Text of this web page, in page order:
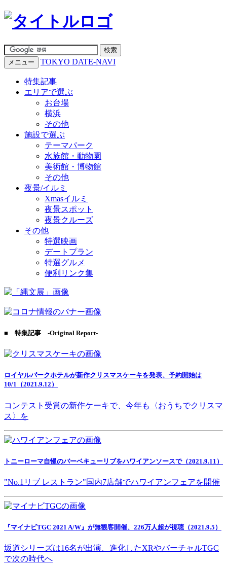
メニュー TOKYO DATE-NAVI
特集記事
エリアで選ぶ
お台場
横浜
その他
施設で選ぶ
テーマパーク
水族館・動物園
美術館・博物館
その他
夜景/イルミ
Xmasイルミ
夜景スポット
夜景クルーズ
その他
特選映画
デートプラン
特選グルメ
便利リンク集
■ 特集記事 -Original Report-
ロイヤルパークホテルが新作クリスマスケーキを発表、予約開始は
10/1（2021.9.12）
コンテスト受賞の新作ケーキで、今年も〈おうちでクリスマ
ス〉を
トニーローマ自慢のバーベキューリブをハワイアンソースで（2021.9.11）
"No.1リブ レストラン"国内7店舗でハワイアンフェアを開催
『マイナビTGC 2021 A/W』が無観客開催、226万人超が視聴（2021.9.5）
坂道シリーズは16名が出演、進化したXRやバーチャルTGC
で次の時代へ